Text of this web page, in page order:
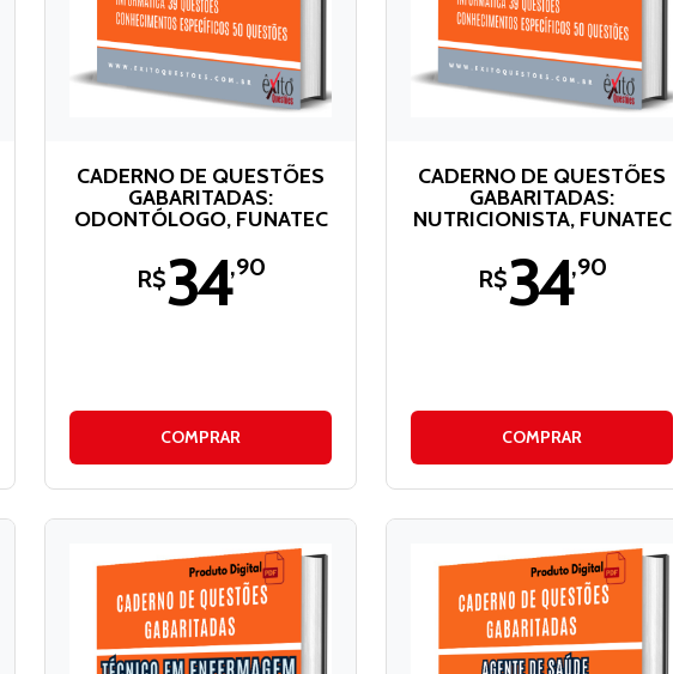
CADERNO DE QUESTÕES
GABARITADAS:
ODONTÓLOGO, FUNATEC
R$34,90
COMPRAR
CADERNO DE QUESTÕES
GABARITADAS:
NUTRICIONISTA, FUNATEC
R$34,90
COMPRAR